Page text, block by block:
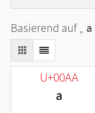
Basierend auf „ a
U+00AA
ª